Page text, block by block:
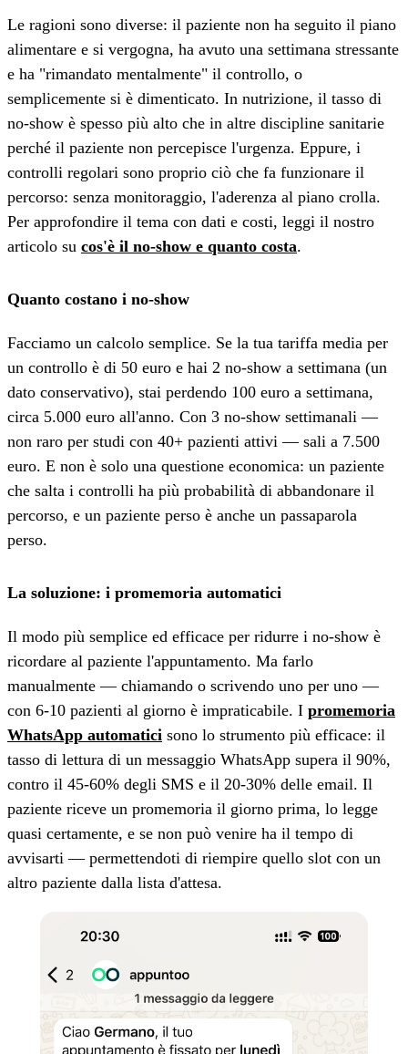
Le ragioni sono diverse: il paziente non ha seguito il piano
alimentare e si vergogna, ha avuto una settimana stressante
e ha "rimandato mentalmente" il controllo, o
semplicemente si è dimenticato. In nutrizione, il tasso di
no-show è spesso più alto che in altre discipline sanitarie
perché il paziente non percepisce l'urgenza. Eppure, i
controlli regolari sono proprio ciò che fa funzionare il
percorso: senza monitoraggio, l'aderenza al piano crolla.
Per approfondire il tema con dati e costi, leggi il nostro
articolo su cos'è il no-show e quanto costa.
Quanto costano i no-show
Facciamo un calcolo semplice. Se la tua tariffa media per
un controllo è di 50 euro e hai 2 no-show a settimana (un
dato conservativo), stai perdendo 100 euro a settimana,
circa 5.000 euro all'anno. Con 3 no-show settimanali —
non raro per studi con 40+ pazienti attivi — sali a 7.500
euro. E non è solo una questione economica: un paziente
che salta i controlli ha più probabilità di abbandonare il
percorso, e un paziente perso è anche un passaparola
perso.
La soluzione: i promemoria automatici
Il modo più semplice ed efficace per ridurre i no-show è
ricordare al paziente l'appuntamento. Ma farlo
manualmente — chiamando o scrivendo uno per uno —
con 6-10 pazienti al giorno è impraticabile. I promemoria
WhatsApp automatici sono lo strumento più efficace: il
tasso di lettura di un messaggio WhatsApp supera il 90%,
contro il 45-60% degli SMS e il 20-30% delle email. Il
paziente riceve un promemoria il giorno prima, lo legge
quasi certamente, e se non può venire ha il tempo di
avvisarti — permettendoti di riempire quello slot con un
altro paziente dalla lista d'attesa.